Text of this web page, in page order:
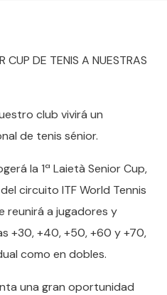
CUP DE TENIS A NUESTRAS
club vivirá un
de tenis sénior.
la 1ª Laietà Senior Cup,
circuito ITF World Tennis
reunirá a jugadores y
+30, +40, +50, +60 y +70,
como en dobles.
una gran oportunidad